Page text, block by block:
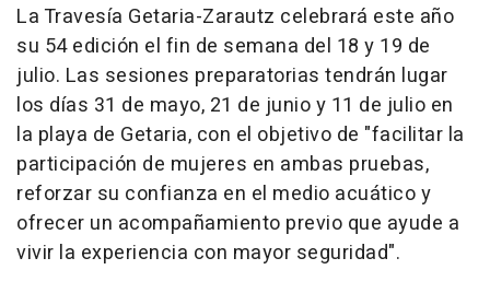
La Travesía Getaria-Zarautz celebrará este año
su 54 edición el fin de semana del 18 y 19 de
julio. Las sesiones preparatorias tendrán lugar
los días 31 de mayo, 21 de junio y 11 de julio en
la playa de Getaria, con el objetivo de "facilitar la
participación de mujeres en ambas pruebas,
reforzar su confianza en el medio acuático y
ofrecer un acompañamiento previo que ayude a
vivir la experiencia con mayor seguridad".